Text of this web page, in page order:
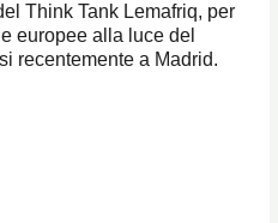
Think Tank Lemafriq, per
europee alla luce del
recentemente a Madrid.